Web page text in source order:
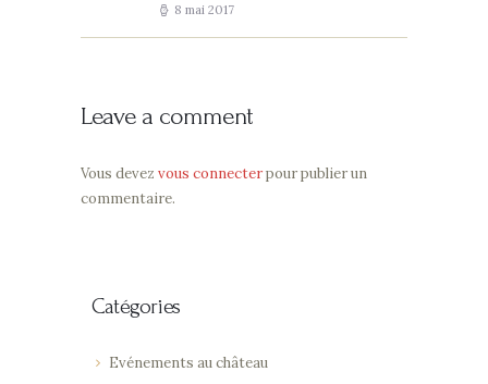
8 mai 2017
Leave a comment
Vous devez vous connecterpour publier un
commentaire.
Catégories
Evénements au château